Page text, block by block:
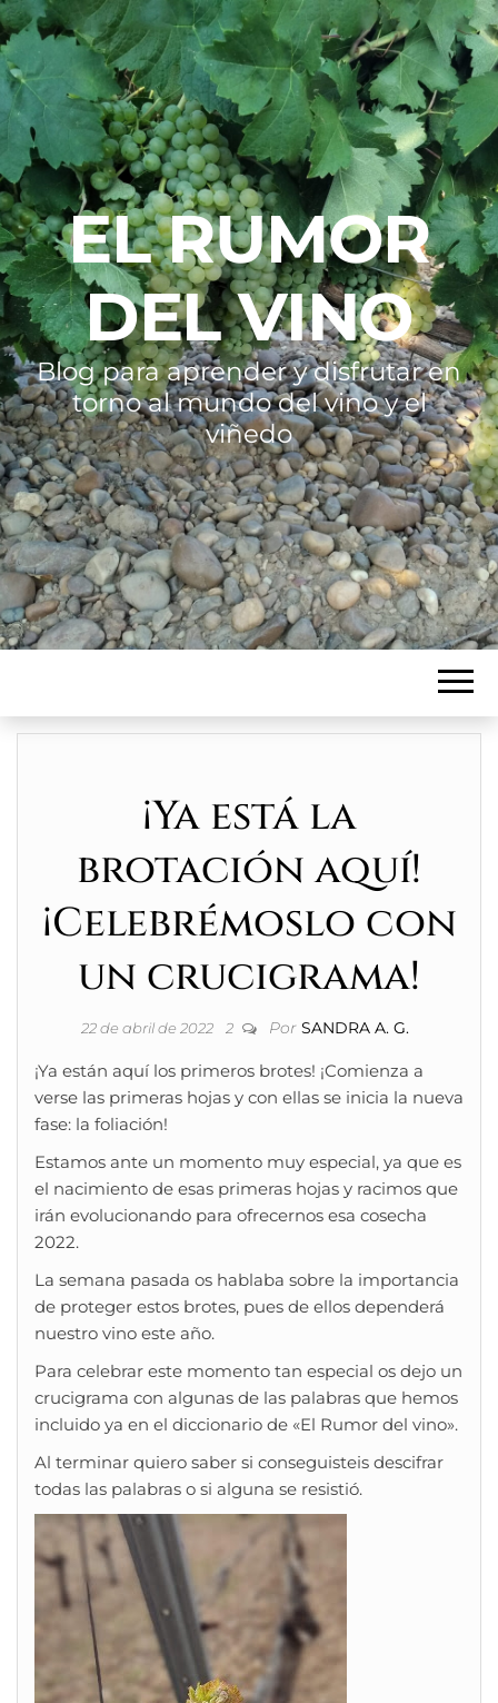
EL RUMOR
DEL VINO
Blog para aprender y disfrutar en
torno al mundo del vino y el
viñedo
¡Ya está la
brotación aquí!
¡Celebrémoslo con
un crucigrama!
22 de abril de 2022 2 Por SANDRA A. G.
¡Ya están aquí los primeros brotes! ¡Comienza a
verse las primeras hojas y con ellas se inicia la nueva
fase: la foliación!
Estamos ante un momento muy especial, ya que es
el nacimiento de esas primeras hojas y racimos que
irán evolucionando para ofrecernos esa cosecha
2022.
La semana pasada os hablaba sobre la importancia
de proteger estos brotes, pues de ellos dependerá
nuestro vino este año.
Para celebrar este momento tan especial os dejo un
crucigrama con algunas de las palabras que hemos
incluido ya en el diccionario de «El Rumor del vino».
Al terminar quiero saber si conseguisteis descifrar
todas las palabras o si alguna se resistió.